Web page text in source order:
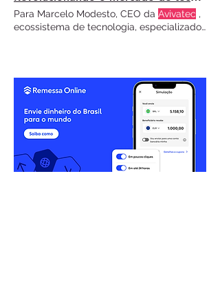
Para Marcelo Modesto, CEO da Avivatec ,
ecossistema de tecnologia, especializado